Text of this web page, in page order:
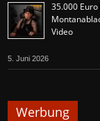
35.000
Video
5. Juni 2026
Werbung